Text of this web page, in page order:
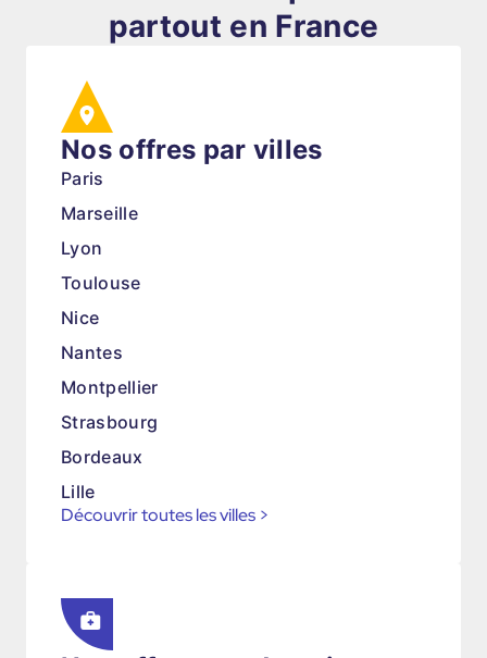
partout en France
Nos offres par villes
Paris
Marseille
Lyon
Toulouse
Nice
Nantes
Montpellier
Strasbourg
Bordeaux
Lille
Découvrir toutes les villes >